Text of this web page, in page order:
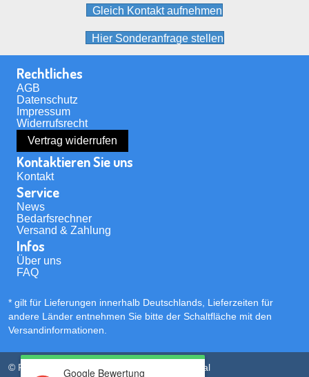
gewählt
werden
Gleich Kontakt aufnehmen
Hier Sonderanfrage stellen
Rechtliches
AGB
Datenschutz
Impressum
Widerrufsrecht
Vertrag widerrufen
Kontaktieren Sie uns
Kontakt
Service
News
Bedarfsrechner
Versand & Zahlung
Infos
Über uns
FAQ
* gilt für Lieferungen innerhalb Deutschlands, Lieferzeiten für
andere Länder entnehmen Sie bitte der Schaltfläche mit den
Versandinformationen
© PVC Streifen Shop | powered by Kubi Digital
Google Bewertung